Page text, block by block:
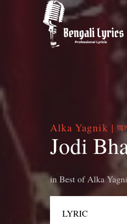
Alka Yagnik |
Jodi
in Best of Alka Yagnik
LYRIC